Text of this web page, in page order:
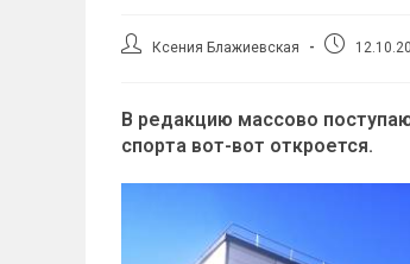
АвторКсения Блажиевская
Запись
В редакцию массово
спорта вот-вот откроется.